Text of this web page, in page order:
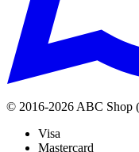
© 2016-2026 ABC Shop
Visa
Mastercard